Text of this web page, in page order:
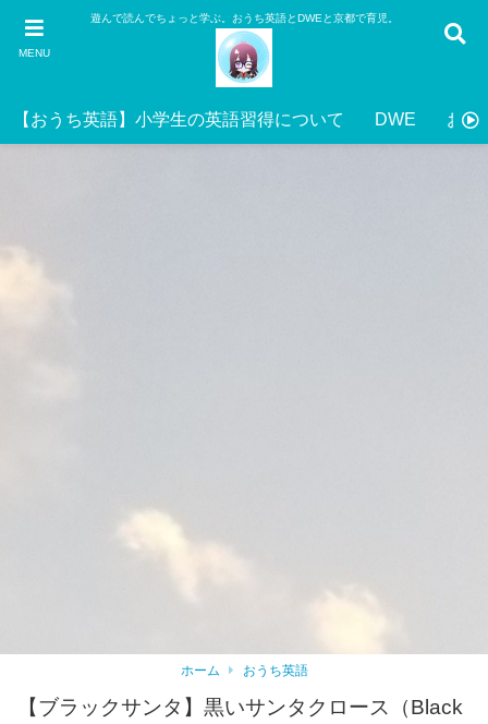
MENU
遊んで読んでちょっと学ぶ。おうち英語とDWEと京都で育児。
【おうち英語】小学生の英語習得について DWE おう
ホーム おうち英語
【ブラックサンタ】黒いサンタクロース（Black